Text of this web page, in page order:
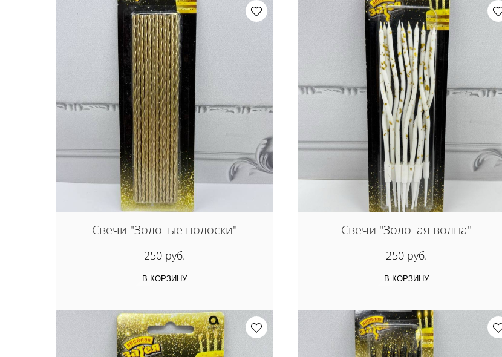
Свечи "Золотые полоски"
250 руб.
В КОРЗИНУ
Свечи "Золотая волна"
250 руб.
В КОРЗИНУ